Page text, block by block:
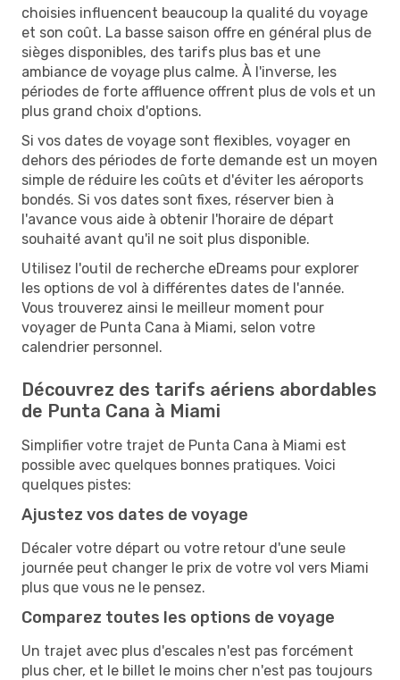
choisies influencent beaucoup la qualité du voyage
et son coût. La basse saison offre en général plus de
sièges disponibles, des tarifs plus bas et une
ambiance de voyage plus calme. À l'inverse, les
périodes de forte affluence offrent plus de vols et un
plus grand choix d'options.
Si vos dates de voyage sont flexibles, voyager en
dehors des périodes de forte demande est un moyen
simple de réduire les coûts et d'éviter les aéroports
bondés. Si vos dates sont fixes, réserver bien à
l'avance vous aide à obtenir l'horaire de départ
souhaité avant qu'il ne soit plus disponible.
Utilisez l'outil de recherche eDreams pour explorer
les options de vol à différentes dates de l'année.
Vous trouverez ainsi le meilleur moment pour
voyager de Punta Cana à Miami, selon votre
calendrier personnel.
Découvrez des tarifs aériens abordables
de Punta Cana à Miami
Simplifier votre trajet de Punta Cana à Miami est
possible avec quelques bonnes pratiques. Voici
quelques pistes:
Ajustez vos dates de voyage
Décaler votre départ ou votre retour d'une seule
journée peut changer le prix de votre vol vers Miami
plus que vous ne le pensez.
Comparez toutes les options de voyage
Un trajet avec plus d'escales n'est pas forcément
plus cher, et le billet le moins cher n'est pas toujours